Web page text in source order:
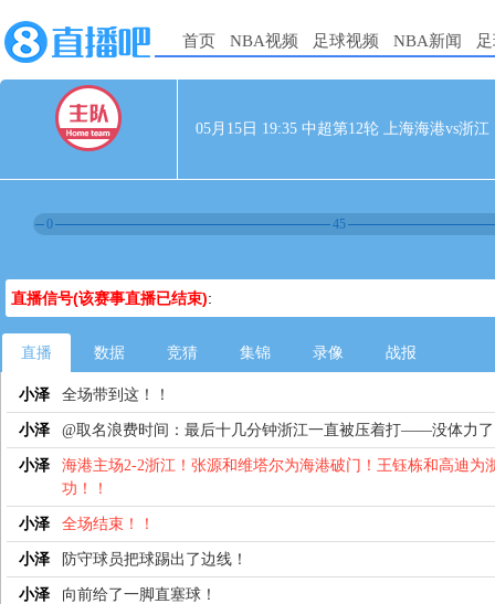
首页 NBA视频 足球视频 NBA新闻
05月15日 19:35 中超第12轮 上海海港vs浙江
0 45
直播信号(该赛事直播已结束):
直播 数据 竞猜 集锦 录像 战报
小泽 全场带到这！！
小泽 @取名浪费时间：最后十几分钟浙江一直被压着打——没体力了
小泽
海港主场2-2浙江！张源和维塔尔为海港破门！王钰栋和高迪为
功！！
小泽 全场结束！！
小泽 防守球员把球踢出了边线！
小泽 向前给了一脚直塞球！